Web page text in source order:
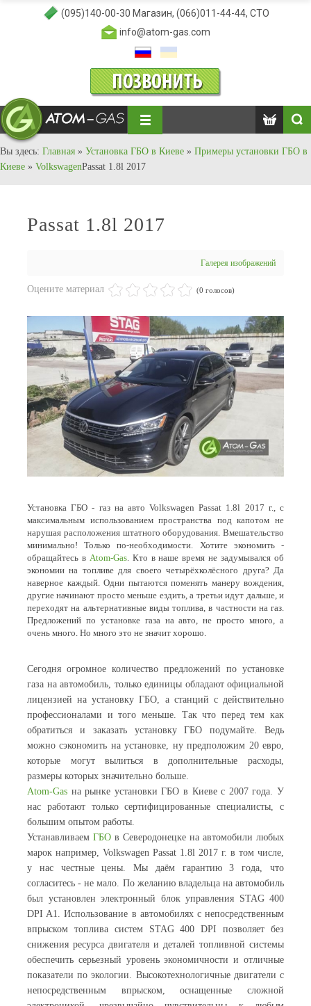
(095)140-00-30 Магазин, (066)011-44-44, СТО
info@atom-gas.com
Вы здесь: Главная » Установка ГБО в Киеве » Примеры установки ГБО в
Киеве » VolkswagenPassat 1.8l 2017
Passat 1.8l 2017
Галерея изображений
Оцените материал (0 голосов)
Установка ГБО - газ на авто Volkswagen Passat 1.8l 2017 г., с
максимальным использованием пространства под капотом не
нарушая расположения штатного оборудования. Вмешательство
минимально! Только по-необходимости. Хотите экономить -
обращайтесь в Atom-Gas. Кто в наше время не задумывался об
экономии на топливе для своего четырёхколёсного друга? Да
наверное каждый. Одни пытаются поменять манеру вождения,
другие начинают просто меньше ездить, а третьи идут дальше, и
переходят на альтернативные виды топлива, в частности на газ.
Предложений по установке газа на авто, не просто много, а
очень много. Но много это не значит хорошо.
Сегодня огромное количество предложений по установке
газа на автомобиль, только единицы обладают официальной
лицензией на установку ГБО, а станций с действительно
профессионалами и того меньше. Так что перед тем как
обратиться и заказать установку ГБО подумайте. Ведь
можно сэкономить на установке, ну предположим 20 евро,
которые могут вылиться в дополнительные расходы,
размеры которых значительно больше.
Atom-Gas на рынке установки ГБО в Киеве с 2007 года. У
нас работают только сертифицированные специалисты, с
большим опытом работы.
Устанавливаем ГБО в Северодонецке на автомобили любых
марок например, Volkswagen Passat 1.8l 2017 г. в том числе,
у нас честные цены. Мы даём гарантию 3 года, что
согласитесь - не мало. По желанию владельца на автомобиль
был установлен электронный блок управления STAG 400
DPI A1. Использование в автомобилях с непосредственным
впрыском топлива систем STAG 400 DPI позволяет без
снижения ресурса двигателя и деталей топливной системы
обеспечить серьезный уровень экономичности и отличные
показатели по экологии. Высокотехнологичные двигатели с
непосредственным впрыском, оснащенные сложной